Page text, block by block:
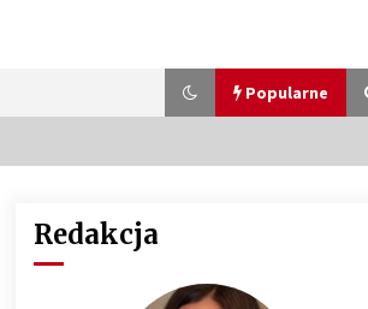
Popularne
Customizacja wnętrza samochodu:
Jak zamontować radio 2DIN i
4 miesiące ago
Redakcja